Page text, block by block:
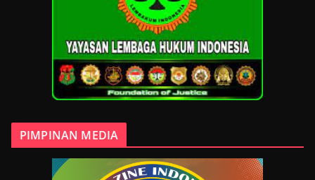
PIMPINAN MEDIA